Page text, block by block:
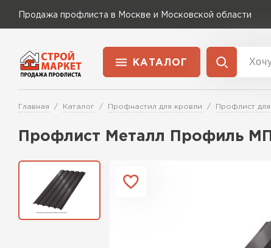
Продажа профлиста в Москве и Московской области
КАТАЛОГ
Применение
Для забора
Главная Каталог Профнастил для кровли Профлист
Профлист Металл Профиль